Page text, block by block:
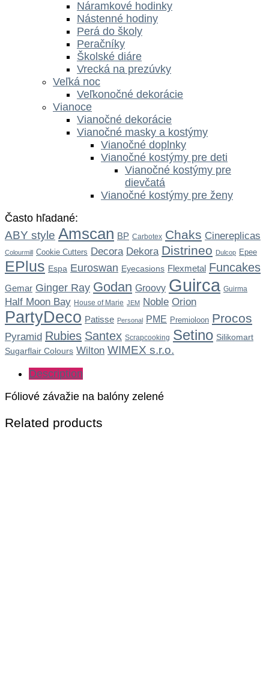
Náramkové hodinky
Nástenné hodiny
Perá do školy
Peračníky
Školské diáre
Vrecká na prezúvky
Veľká noc
Veľkonočné dekorácie
Vianoce
Vianočné dekorácie
Vianočné masky a kostýmy
Vianočné doplnky
Vianočné kostýmy pre deti
Vianočné kostýmy pre
dievčatá
Vianočné kostýmy pre ženy
Často hľadané:
ABY style Amscan BP Carbotex Chaks Cinereplicas
Colourmill Cookie Cutters Decora Dekora Distrineo Dulcop Epee
EPlus Espa Euroswan Eyecasions Flexmetal Funcakes
Gemar Ginger Ray Godan Groovy Guirca Guirma
Half Moon Bay House of Marie JEM Noble Orion
PartyDeco Patisse Personal PME Premioloon Procos
Pyramid Rubies Santex Scrapcooking Setino Silikomart
Sugarflair Colours Wilton WIMEX s.r.o.
Description
Fóliové závažie na balóny zelené
Related products